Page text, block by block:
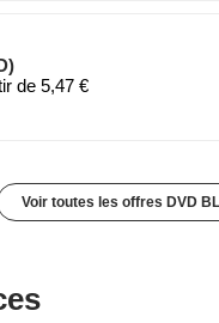
de 5,47 €
Voir toutes les offres DVD